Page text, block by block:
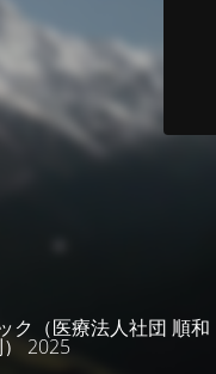
ク（医療法人社団 順和
2025